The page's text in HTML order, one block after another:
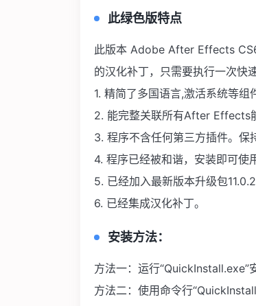
此绿色版特点
此版本 Adobe After Effects
的汉化补丁，只需要执行一次快
1. 精简了多国语言,激活系统等组
2. 能完整关联所有After Effects
3. 程序不含任何第三方插件。保
4. 程序已经被和谐，安装即可使
5. 已经加入最新版本升级包11.0.2
6. 已经集成汉化补丁。
安装方法：
方法一：运行“QuickInstall.exe”
方法二：使用命令行